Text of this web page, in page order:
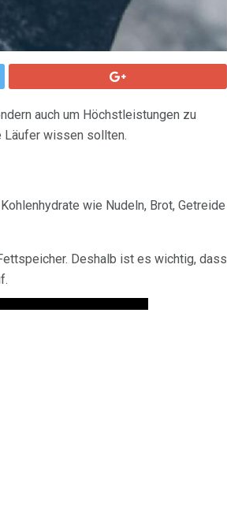
auch um Höchstleistungen zu
Läufer wissen sollten.
wie Nudeln, Brot, Getreide
Deshalb ist es wichtig, dass